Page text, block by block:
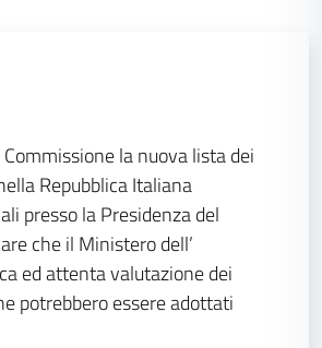
la nuova lista dei
Repubblica Italiana
presso la Presidenza del
che il Ministero dell’
ed attenta valutazione dei
potrebbero essere adottati